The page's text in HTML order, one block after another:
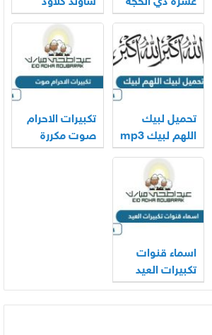
mp3 بجودة
عالية 2026
بجودة عالية
تحميل لبيك
اللهم لبيك mp3
الحرم المكي
2026
تكبيرات الاحرام
صوت مكررة
اسماء قنوات
تكبيرات العيد
2026